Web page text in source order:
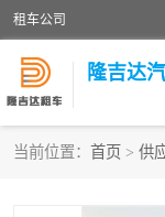
租车公司
隆吉达
当前位置： 首页 > 供